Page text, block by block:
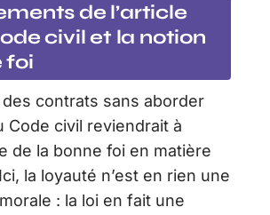
de l’article
civil et la notion
foi
contrats sans aborder
Code civil reviendrait à
de la bonne foi en matière
la loyauté n’est en rien une
: la loi en fait une